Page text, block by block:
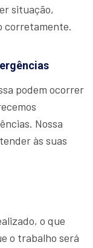
situação,
corretamente.
podem ocorrer
Nossa
às suas
o que
o trabalho será